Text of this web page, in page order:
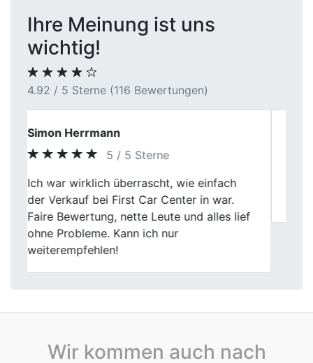
Ihre Meinung ist uns
wichtig!
4.92 / 5 Sterne (116 Bewertungen)
Ralf Steiner
5 / 5 Sterne
Supi gelaufen, sind echt sehr zufrieden,
gerne wieder.
Autoankauf in Bayern